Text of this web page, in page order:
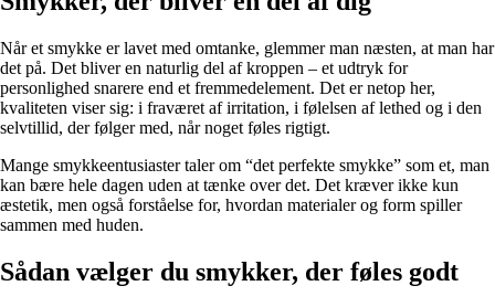
Når et smykke er lavet med omtanke, glemmer man næsten, at man har
det på. Det bliver en naturlig del af kroppen – et udtryk for
personlighed snarere end et fremmedelement. Det er netop her,
kvaliteten viser sig: i fraværet af irritation, i følelsen af lethed og i den
selvtillid, der følger med, når noget føles rigtigt.
Mange smykkeentusiaster taler om “det perfekte smykke” som et, man
kan bære hele dagen uden at tænke over det. Det kræver ikke kun
æstetik, men også forståelse for, hvordan materialer og form spiller
sammen med huden.
Sådan vælger du smykker, der føles godt